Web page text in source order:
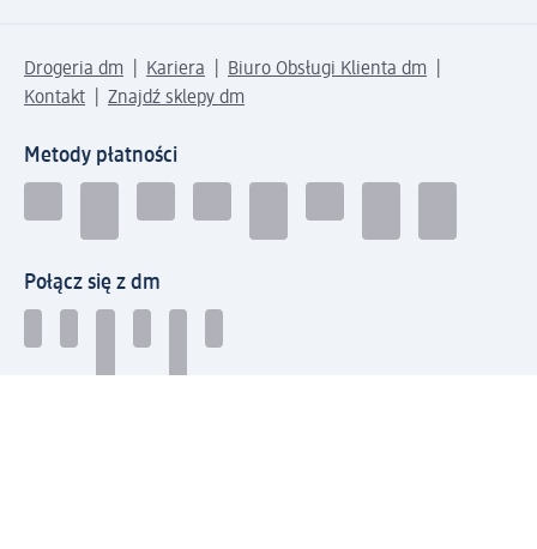
Drogeria dm Kariera
Biuro Obsługi Klienta dm
Kontakt
Znajdź sklepy dm
Metody płatności
Połącz się z dm